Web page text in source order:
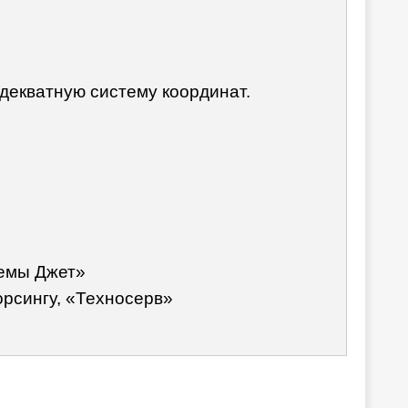
систему координат.
Джет»
«Техносерв»